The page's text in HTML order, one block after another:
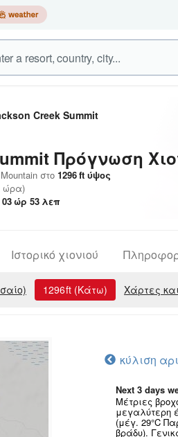
Creek Summit
Πρόγνωση
στο 1296ft ύψος
ώρα)
03ώρ 53 λεπ
Ιστορικό χιονιού
1296ft (Κάτω) Χάρτες
κύλιση
Next 3 days
Μέτριες
μεγαλύτερη
(μέγ. 29°C
βράδυ).